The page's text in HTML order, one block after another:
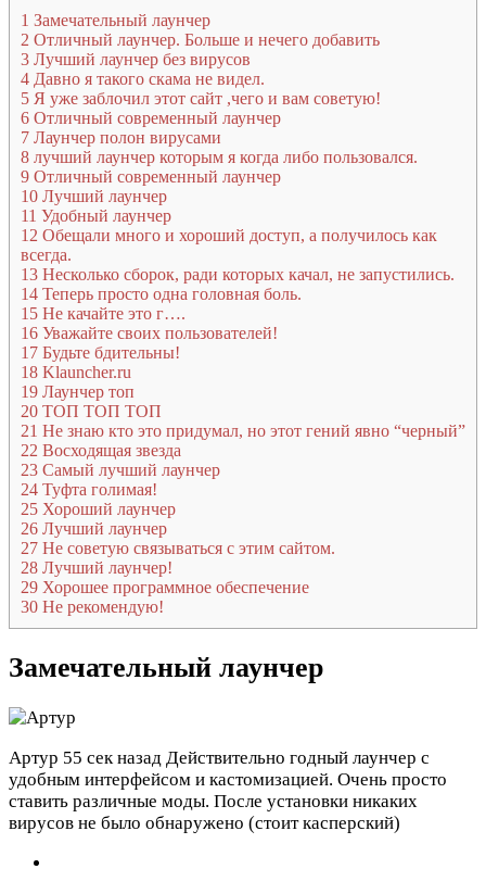
1 Замечательный лаунчер
2 Отличный лаунчер. Больше и нечего добавить
3 Лучший лаунчер без вирусов
4 Давно я такого скама не видел.
5 Я уже заблочил этот сайт ,чего и вам советую!
6 Отличный современный лаунчер
7 Лаунчер полон вирусами
8 лучший лаунчер которым я когда либо пользовался.
9 Отличный современный лаунчер
10 Лучший лаунчер
11 Удобный лаунчер
12 Обещали много и хороший доступ, а получилось как
всегда.
13 Несколько сборок, ради которых качал, не запустились.
14 Теперь просто одна головная боль.
15 Не качайте это г….
16 Уважайте своих пользователей!
17 Будьте бдительны!
18 Klauncher.ru
19 Лаунчер топ
20 ТОП ТОП ТОП
21 Не знаю кто это придумал, но этот гений явно “черный”
22 Восходящая звезда
23 Самый лучший лаунчер
24 Туфта голимая!
25 Хороший лаунчер
26 Лучший лаунчер
27 Не советую связываться с этим сайтом.
28 Лучший лаунчер!
29 Хорошее программное обеспечение
30 Не рекомендую!
Замечательный лаунчер
Артур 55 сек назад Действительно годный лаунчер с
удобным интерфейсом и кастомизацией. Очень просто
ставить различные моды. После установки никаких
вирусов не было обнаружено (стоит касперский)